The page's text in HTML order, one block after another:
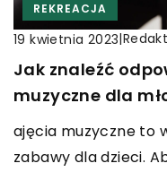
REKREACJA
19 kwietnia 2023|
Jak znaleźć
muzyczne dla
ajęcia muzyczne to
zabawy dla dzieci.